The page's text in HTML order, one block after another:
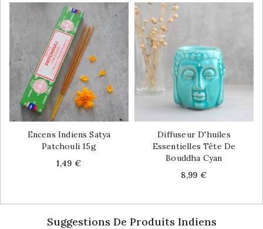
Encens Indiens Satya
Patchouli 15g
Price
1,49 €
Diffuseur D'huiles
Essentielles Tête De
Bouddha Cyan
Price
8,99 €
Suggestions De Produits Indiens